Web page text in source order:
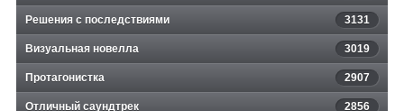
Решения с последствиями 3131
Визуальная новелла 3019
Протагонистка 2907
Отличный саундтрек 2856